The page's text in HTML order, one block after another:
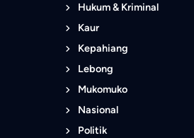
Hukum & Kriminal
Kaur
Kepahiang
Lebong
Mukomuko
Nasional
Politik